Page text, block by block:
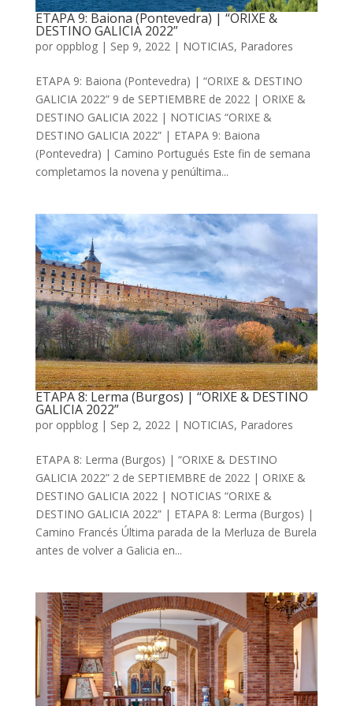
ETAPA 9: Baiona (Pontevedra) | “ORIXE &
DESTINO GALICIA 2022”
por oppblog| Sep 9, 2022| NOTICIAS, Paradores
ETAPA 9: Baiona (Pontevedra) | “ORIXE & DESTINO
GALICIA 2022” 9 de SEPTIEMBRE de 2022 | ORIXE &
DESTINO GALICIA 2022 | NOTICIAS “ORIXE &
DESTINO GALICIA 2022” | ETAPA 9: Baiona
(Pontevedra) | Camino Portugués Este fin de semana
completamos la novena y penúltima...
ETAPA 8: Lerma (Burgos) | “ORIXE & DESTINO
GALICIA 2022”
por oppblog| Sep 2, 2022| NOTICIAS, Paradores
ETAPA 8: Lerma (Burgos) | “ORIXE & DESTINO
GALICIA 2022” 2 de SEPTIEMBRE de 2022 | ORIXE &
DESTINO GALICIA 2022 | NOTICIAS “ORIXE &
DESTINO GALICIA 2022” | ETAPA 8: Lerma (Burgos) |
Camino Francés Última parada de la Merluza de Burela
antes de volver a Galicia en...